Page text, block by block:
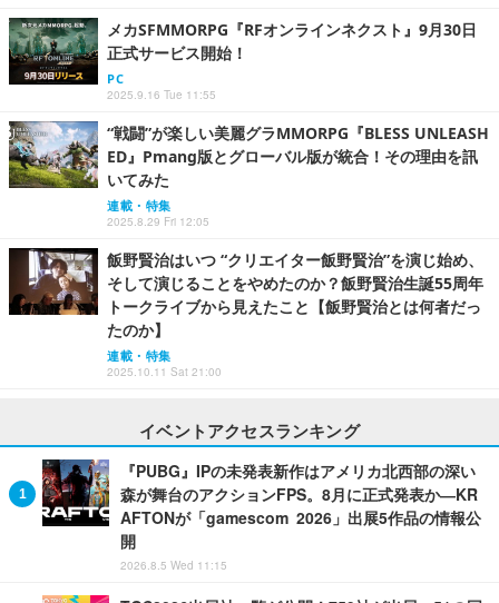
メカSFMMORPG『RFオンラインネクスト』9月30日
正式サービス開始！
PC
2025.9.16 Tue 11:55
“戦闘”が楽しい美麗グラMMORPG『BLESS UNLEASH
ED』Pmang版とグローバル版が統合！その理由を訊
いてみた
連載・特集
2025.8.29 Fri 12:05
飯野賢治はいつ “クリエイター飯野賢治”を演じ始め、
そして演じることをやめたのか？飯野賢治生誕55周年
トークライブから見えたこと【飯野賢治とは何者だっ
たのか】
連載・特集
2025.10.11 Sat 21:00
イベントアクセスランキング
『PUBG』IPの未発表新作はアメリカ北西部の深い
森が舞台のアクションFPS。8月に正式発表か―KR
AFTONが「gamescom 2026」出展5作品の情報公
開
2026.8.5 Wed 11:15